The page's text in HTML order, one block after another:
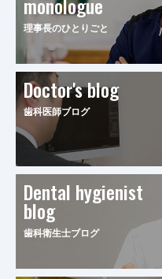
理事長のひとりごと
Doctor's blog
歯科医師ブログ
Dental hygienist
blog
歯科衛生士ブログ